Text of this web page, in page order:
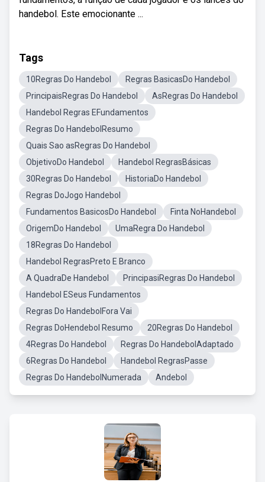
handebol. Este emocionante ...
Tags
10Regras Do Handebol
Regras BasicasDo Handebol
PrincipaisRegras Do Handebol
AsRegras Do Handebol
Handebol Regras EFundamentos
Regras Do HandebolResumo
Quais Sao asRegras Do Handebol
ObjetivoDo Handebol
Handebol RegrasBásicas
30Regras Do Handebol
HistoriaDo Handebol
Regras DoJogo Handebol
Fundamentos BasicosDo Handebol
Finta NoHandebol
OrigemDo Handebol
UmaRegra Do Handebol
18Regras Do Handebol
Handebol RegrasPreto E Branco
A QuadraDe Handebol
PrincipasiRegras Do Handebol
Handebol ESeus Fundamentos
Regras Do HandebolFora Vai
Regras DoHendebol Resumo
20Regras Do Handebol
4Regras Do Handebol
Regras Do HandebolAdaptado
6Regras Do Handebol
Handebol RegrasPasse
Regras Do HandebolNumerada
Andebol